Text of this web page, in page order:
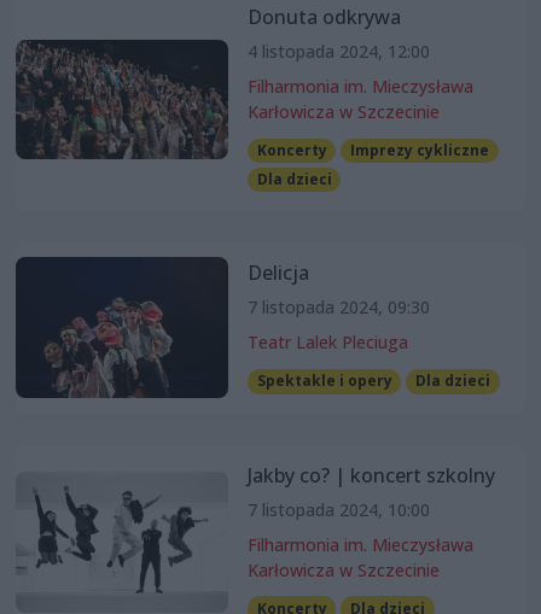
Donuta odkrywa
4 listopada 2024, 12:00
Filharmonia im. Mieczysława
Karłowicza w Szczecinie
Koncerty
Imprezy cykliczne
Dla dzieci
Delicja
7 listopada 2024, 09:30
Teatr Lalek Pleciuga
Spektakle i opery Dla dzieci
Jakby co? | koncert szkolny
7 listopada 2024, 10:00
Filharmonia im. Mieczysława
Karłowicza w Szczecinie
Koncerty Dla dzieci